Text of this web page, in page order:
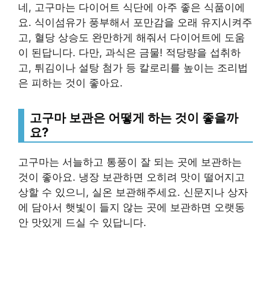
네, 고구마는 다이어트 식단에 아주 좋은 식품이에
요. 식이섬유가 풍부해서 포만감을 오래 유지시켜주
고, 혈당 상승도 완만하게 해줘서 다이어트에 도움
이 된답니다. 다만, 과식은 금물! 적당량을 섭취하
고, 튀김이나 설탕 첨가 등 칼로리를 높이는 조리법
은 피하는 것이 좋아요.
고구마 보관은 어떻게 하는 것이 좋을까
요?
고구마는 서늘하고 통풍이 잘 되는 곳에 보관하는
것이 좋아요. 냉장 보관하면 오히려 맛이 떨어지고
상할 수 있으니, 실온 보관해주세요. 신문지나 상자
에 담아서 햇빛이 들지 않는 곳에 보관하면 오랫동
안 맛있게 드실 수 있답니다.